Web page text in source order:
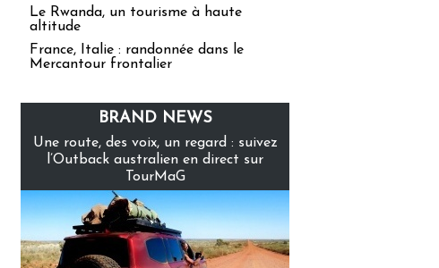
Le Rwanda, un tourisme à haute
altitude
France, Italie : randonnée dans le
Mercantour frontalier
BRAND NEWS
Une route, des voix, un regard : suivez
l’Outback australien en direct sur
TourMaG